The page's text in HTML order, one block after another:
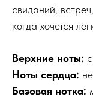
свиданий,
когда хочется
Верхние ноты:
Ноты сердца:
Базовая нотка: